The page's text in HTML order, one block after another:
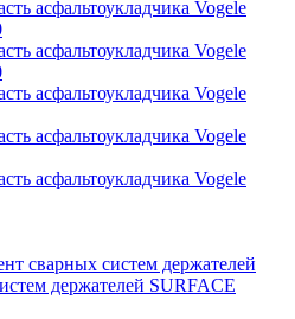
асфальтоукладчика Vogele
асфальтоукладчика Vogele
асфальтоукладчика Vogele
асфальтоукладчика Vogele
асфальтоукладчика Vogele
сварных систем держателей
держателей SURFACE